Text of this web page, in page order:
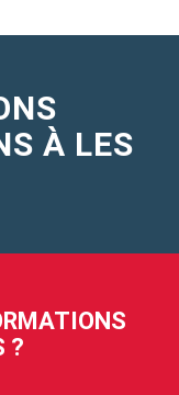
À LES
?